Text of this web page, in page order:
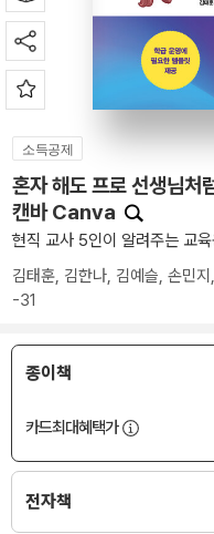
소득공제
혼자 해도 프로 선생님
캔바 Canva
현직 교사 5인이 알려주는 교
김태훈, 김한나, 김예슬, 손민지 ,
-31
종이책
카드최대혜택가
전자책